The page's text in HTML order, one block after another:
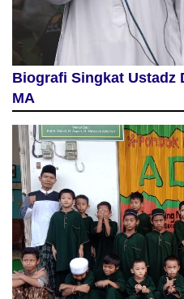
Biografi Singkat Ustadz
MA